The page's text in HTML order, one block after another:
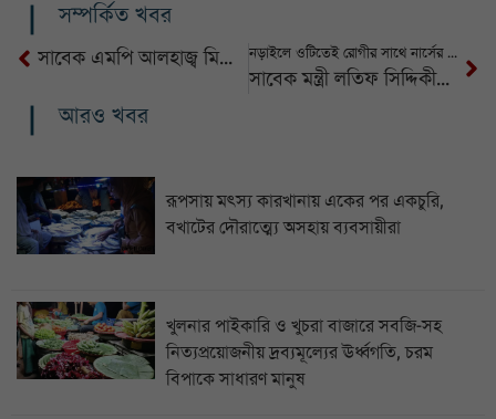
সম্পর্কিত খবর
সাবেক এমপি আলহাজ্ব মিজান জেলগেট থেকে পুন:গ্রেপ্তার নড়াইলে ওটিতেই রোগীর সাথে নার্সের টিকটক ভিডিও, সমালোচনার ঝড়
সাবেক মন্ত্রী লতিফ সিদ্দিকীকে পুলিশের হাতে সোপর্দ নেওয়া হয়েছে ডিবি কার্যালয়ে
আরও খবর
রূপসায় মৎস্য কারখানায় একের পর একচুরি,
বখাটের দৌরাত্ম্যে অসহায় ব্যবসায়ীরা
খুলনার পাইকারি ও খুচরা বাজারে সবজি-সহ
নিত্যপ্রয়োজনীয় দ্রব্যমূল্যের ঊর্ধ্বগতি, চরম
বিপাকে সাধারণ মানুষ